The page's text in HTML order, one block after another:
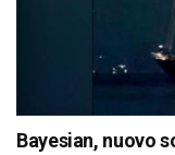
Bayesian, nuovo